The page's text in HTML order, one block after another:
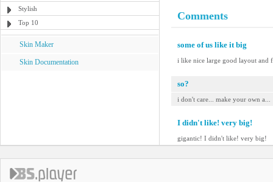
Stylish
Top 10
Skin Maker
Skin Documentation
Comments
some of us like it big
i like nice large good layout and
so?
i don't care... make your own a...
I didn't like! very big!
gigantic! I didn't like! very big!